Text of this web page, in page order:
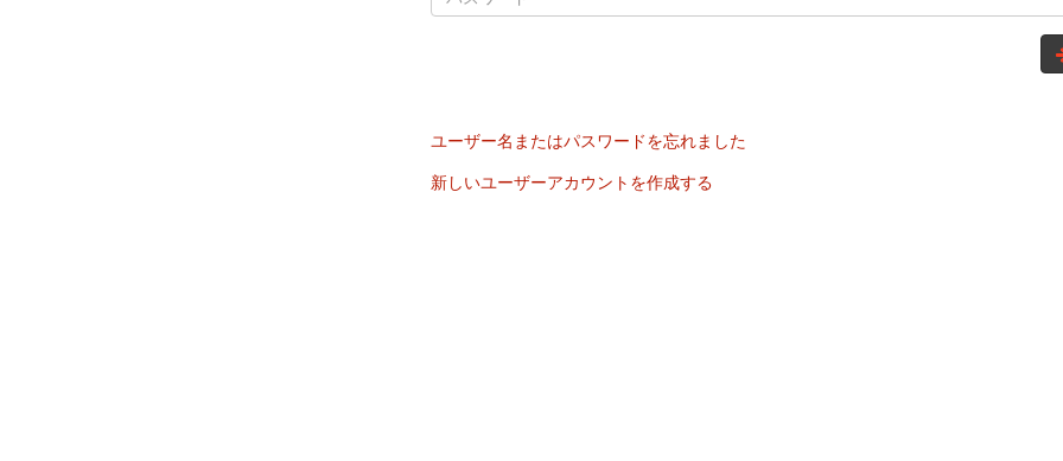
ユーザー名またはパスワードを忘れました
新しいユーザーアカウントを作成する